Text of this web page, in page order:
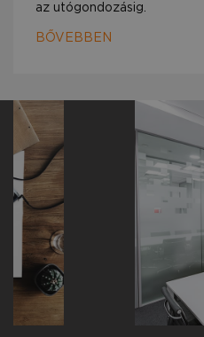
az utógondozásig.
BŐVEBBEN